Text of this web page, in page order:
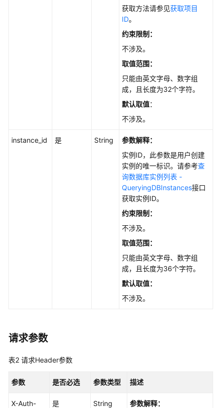
性
概
览
如
获取方法请参见获取项目
ID。
约束限制：
不涉及。
取值范围：
只能由英文字母、数字组
成，且长度为32个字符。
默认取值：
不涉及。
instance_id 是 String
参数解释：
实例ID，此参数是用户创建
实例的唯一标识。请参考查
询数据库实例列表 -
QueryingDBInstances接口
获取实例ID。
约束限制：
不涉及。
取值范围：
只能由英文字母、数字组
成，且长度为36个字符。
默认取值：
不涉及。
请求参数
表2 请求Header参数
参数 是否必选 参数类型 描述
X-Auth- 是 String 参数解释：